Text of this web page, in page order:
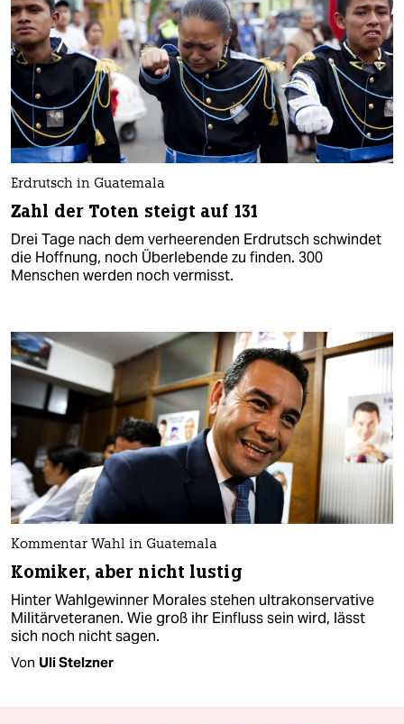
Erdrutsch in Guatemala
Zahl der Toten steigt auf 131
Drei Tage nach dem verheerenden Erdrutsch schwindet
die Hoffnung, noch Überlebende zu finden. 300
Menschen werden noch vermisst.
Kommentar Wahl in Guatemala
Komiker, aber nicht lustig
Hinter Wahlgewinner Morales stehen ultrakonservative
Militärveteranen. Wie groß ihr Einfluss sein wird, lässt
sich noch nicht sagen.
Von Uli Stelzner